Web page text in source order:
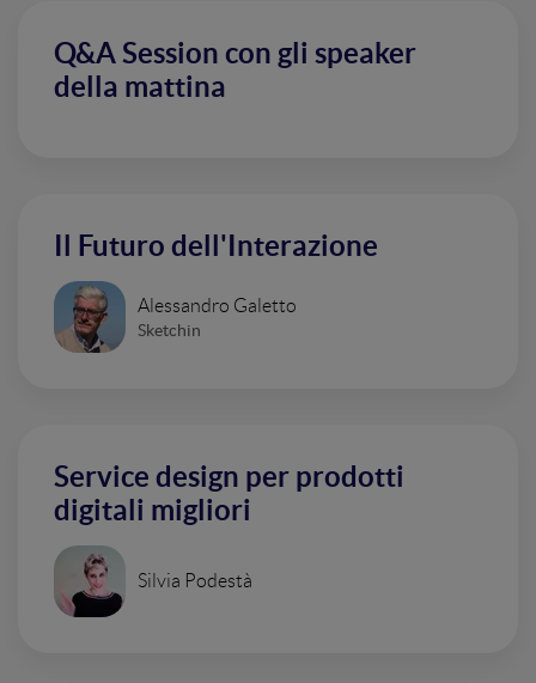
Q&A Session con gli speaker
della mattina
Il Futuro dell'Interazione
Alessandro Galetto
Sketchin
Service design per prodotti
digitali migliori
Silvia Podestà